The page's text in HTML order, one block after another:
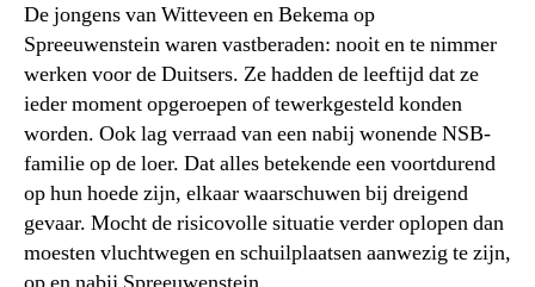
De jongens van Witteveen en Bekema op
Spreeuwenstein waren vastberaden: nooit en te nimmer
werken voor de Duitsers. Ze hadden de leeftijd dat ze
ieder moment opgeroepen of tewerkgesteld konden
worden. Ook lag verraad van een nabij wonende NSB-
familie op de loer. Dat alles betekende een voortdurend
op hun hoede zijn, elkaar waarschuwen bij dreigend
gevaar. Mocht de risicovolle situatie verder oplopen dan
moesten vluchtwegen en schuilplaatsen aanwezig te zijn,